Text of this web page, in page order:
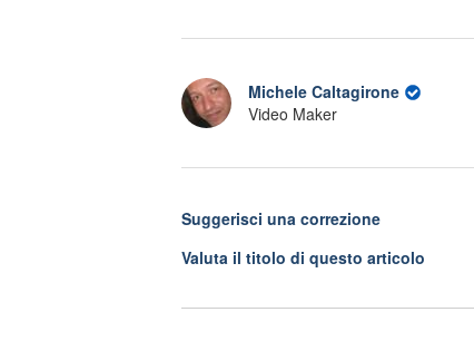
Michele Caltagirone
Video Maker
Suggerisci una correzione
Valuta il titolo di questo articolo